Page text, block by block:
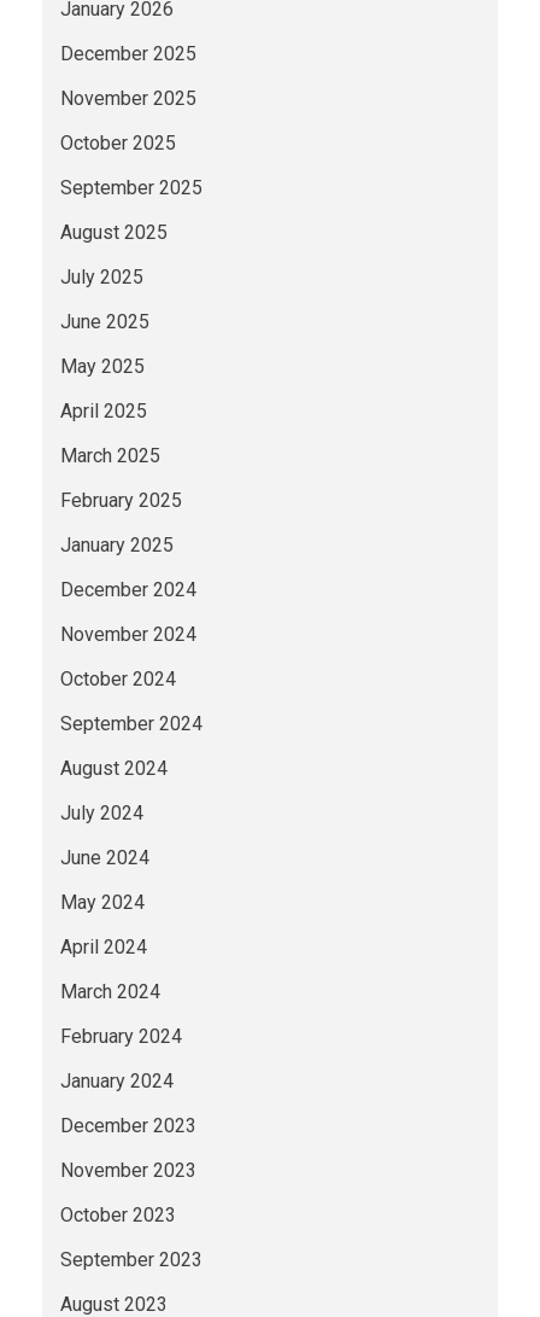
January 2026
December 2025
November 2025
October 2025
September 2025
August 2025
July 2025
June 2025
May 2025
April 2025
March 2025
February 2025
January 2025
December 2024
November 2024
October 2024
September 2024
August 2024
July 2024
June 2024
May 2024
April 2024
March 2024
February 2024
January 2024
December 2023
November 2023
October 2023
September 2023
August 2023